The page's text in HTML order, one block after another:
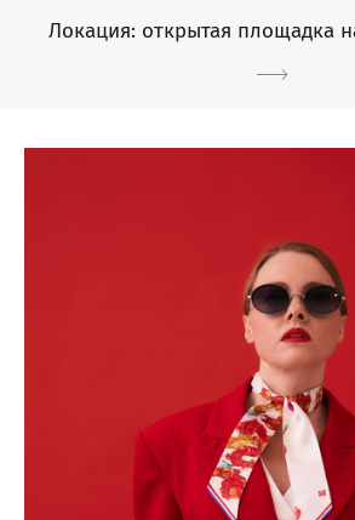
Локация: открытая площадка